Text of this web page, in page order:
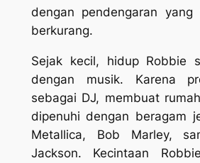
dengan pendengaran yang
berkurang.
Sejak kecil, hidup Robbie
dengan musik. Karena
sebagai DJ, membuat
dipenuhi dengan beragam
Metallica, Bob Marley,
Jackson. Kecintaan